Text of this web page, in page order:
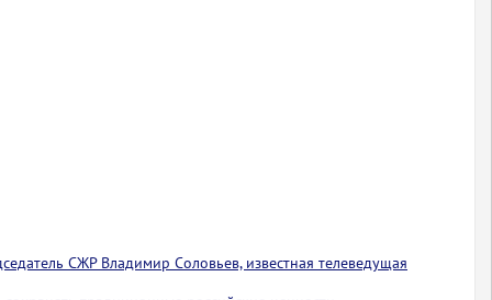
СЖР Владимир Соловьев, известная телеведущая